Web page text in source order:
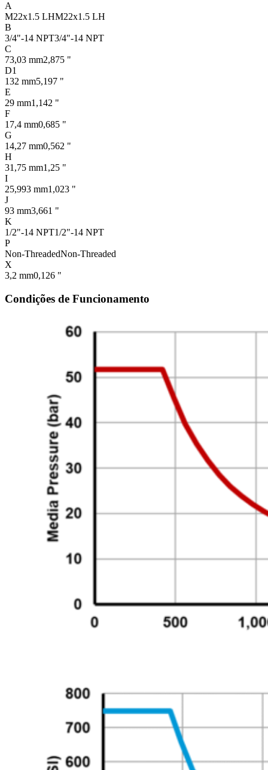
A
M22x1.5 LHM22x1.5 LH
B
3/4"-14 NPT3/4"-14 NPT
C
73,03 mm2,875 "
D1
132 mm5,197 "
E
29 mm1,142 "
F
17,4 mm0,685 "
G
14,27 mm0,562 "
H
31,75 mm1,25 "
I
25,993 mm1,023 "
J
93 mm3,661 "
K
1/2"-14 NPT1/2"-14 NPT
P
Non-ThreadedNon-Threaded
X
3,2 mm0,126 "
Condições de Funcionamento